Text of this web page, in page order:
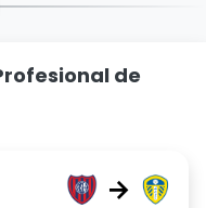
de
→